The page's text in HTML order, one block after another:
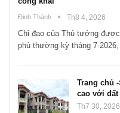
Đinh Thành Th8 4, 2026
Chỉ đạo của Thủ tướng
phủ thường kỳ tháng 7-
Trang chủ
cao với
Th7 30, 2026